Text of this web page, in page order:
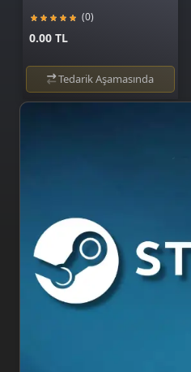
(0)
0.00 TL
Tedarik Aşamasında